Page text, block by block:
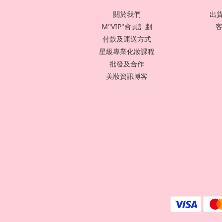
關於我們
M"VIP"會員計劃
付款及運送方式
星級專業化妝課程
批發及合作
美妝資訊博客
出